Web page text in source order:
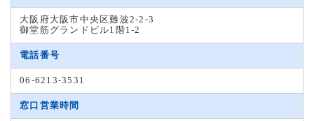
大阪府大阪市中央区難波2-2-3
御堂筋グランドビル1階1-2
電話番号
06-6213-3531
窓口営業時間